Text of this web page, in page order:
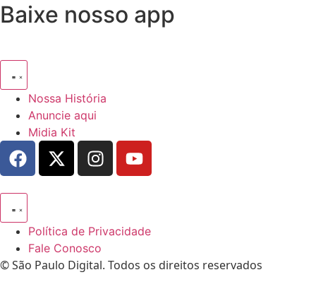
Baixe nosso app
Nossa História
Anuncie aqui
Midia Kit
Política de Privacidade
Fale Conosco
© São Paulo Digital. Todos os direitos reservados